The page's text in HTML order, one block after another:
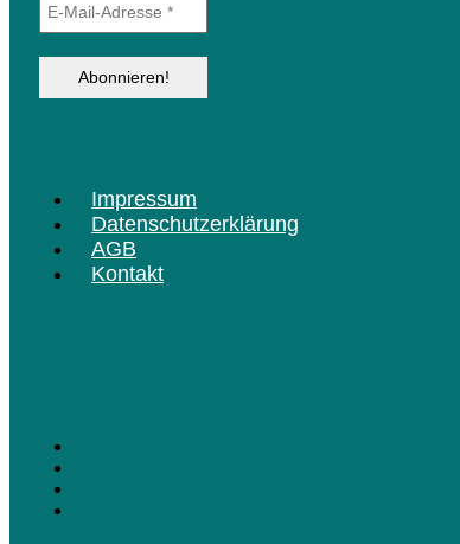
Menü
Impressum
Datenschutzerklärung
AGB
Kontakt